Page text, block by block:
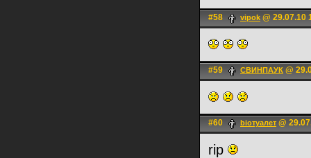
#58 vipok @ 29.07.10
#59 СВИНПАУК @
#60 bioтуалет @
rip